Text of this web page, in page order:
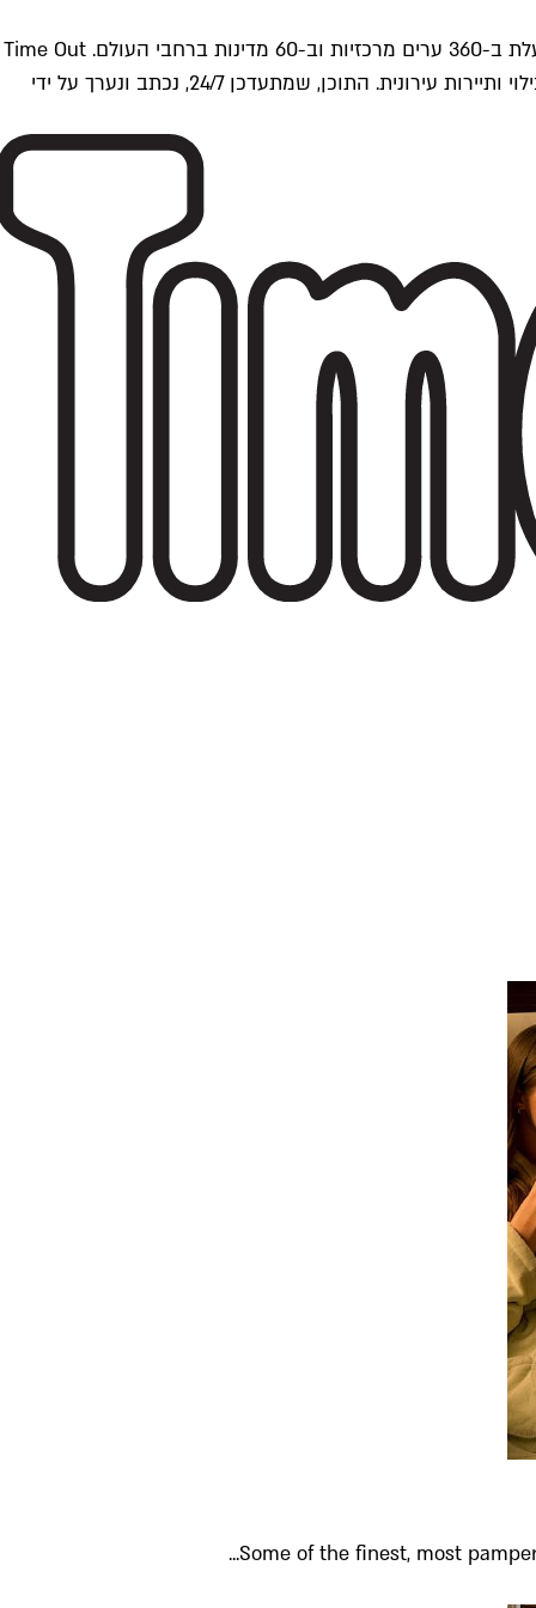
Time Outתל אביב הוא חלק מרשת Time Out Global — רשת מדיה בינלאומית הפועלת ב-360 ערים מרכזיות וב-60 מדינות ברחבי העולם. Time Out
הוא אחד ממקורות התוכן המקיפים והאמינים ביותר בתחומי התרבות, הקולינריה, הבילוי ותיירות עירונית. התוכן, שמתעדכן 24/7, נכתב ונערך על ידי
Some of the finest, most